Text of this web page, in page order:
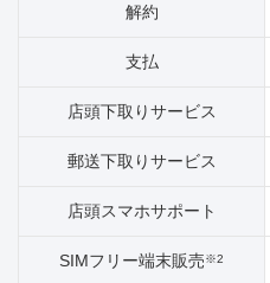
解約
支払
店頭下取りサービス
郵送下取りサービス
店頭スマホサポート
SIMフリー端末販売※2